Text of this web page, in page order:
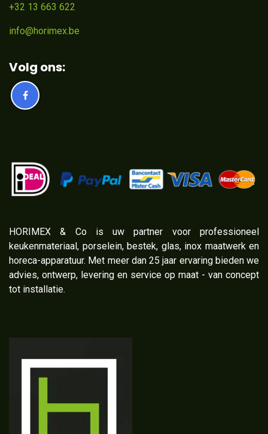
+32 13 663 622
info@horimex.be
Volg ons:
​HORIMEX & Co is uw partner voor professioneel
keukenmateriaal, porselein, bestek, glas, inox maatwerk en
horeca-apparatuur. Met meer dan 25 jaar ervaring bieden we
advies, ontwerp, levering en service op maat - van concept
tot installatie.